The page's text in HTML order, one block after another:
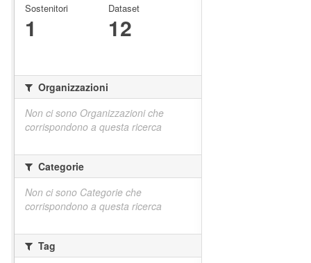
Sostenitori
1
Dataset
12
Organizzazioni
Non ci sono Organizzazioni che
corrispondono a questa ricerca
Categorie
Non ci sono Categorie che
corrispondono a questa ricerca
Tag